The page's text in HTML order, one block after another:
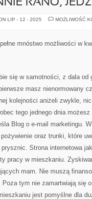
RANO,
LIP - 12 - 2025
MOŻLIWOŚĆ
mnóstwo możliwości w
się w samotności, z dala od
masz nienormowany
kolejności aniżeli zwykle,
tego jednego dnia
Blog o e-mail marketingu.
oraz trunki, które
Strona internetowa
pracy w mieszkaniu.
mam. Nie muszą
tym nie zamartwiają się
jest pomyślne dla